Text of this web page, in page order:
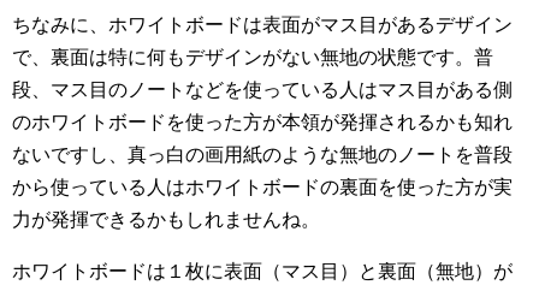
ちなみに、ホワイトボードは表面がマス目があるデザイン
で、裏面は特に何もデザインがない無地の状態です。普
段、マス目のノートなどを使っている人はマス目がある側
のホワイトボードを使った方が本領が発揮されるかも知れ
ないですし、真っ白の画用紙のような無地のノートを普段
から使っている人はホワイトボードの裏面を使った方が実
力が発揮できるかもしれませんね。
ホワイトボードは１枚に表面（マス目）と裏面（無地）が